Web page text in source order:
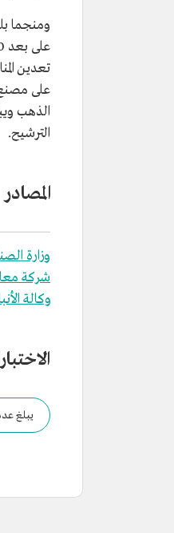
ومنجما
على مصنع
الذهب
الترشيح.
المصادر
وزارة
شركة
وكالة
يبلغ